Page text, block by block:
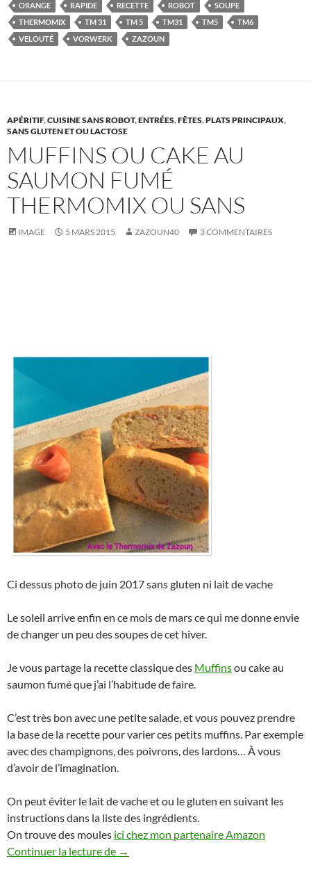
ORANGE
RAPIDE RECETTE ROBOT
SOUPE
THERMOMIX
TM 31 TM 5 TM31 TM5
TM6
VELOUTÉ
VORWERK ZAZOUN
APÉRITIF,CUISINE SANS ROBOT,ENTRÉES,FÊTES,PLATS PRINCIPAUX,
SANS GLUTEN ET OU LACTOSE
MUFFINS OU CAKE AU
SAUMON FUMÉ
THERMOMIX OU SANS
IMAGE 5 MARS 2015 ZAZOUN40 3 COMMENTAIRES
Ci dessus photo de juin 2017 sans gluten ni lait de vache
Le soleil arrive enfin en ce mois de mars ce qui me donne envie
de changer un peu des soupes de cet hiver.
Je vous partage la recette classique des Muffinsou cake au
saumon fumé que j’ai l’habitude de faire.
C’est très bon avec une petite salade, et vous pouvez prendre
la base de la recette pour varier ces petits muffins. Par exemple
avec des champignons, des poivrons, des lardons… À vous
d’avoir de l’imagination.
On peut éviter le lait de vache et ou le gluten en suivant les
instructions dans la liste des ingrédients.
On trouve des moules ici chez mon partenaire Amazon
Continuer la lecture de Muffins ou cake au saumon fumé
→